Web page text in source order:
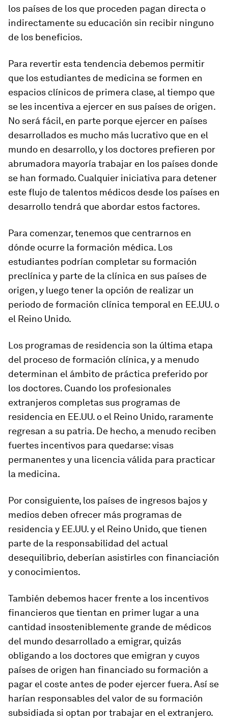
los países de los que proceden pagan directa o
indirectamente su educación sin recibir ninguno
de los beneficios.
Para revertir esta tendencia debemos permitir
que los estudiantes de medicina se formen en
espacios clínicos de primera clase, al tiempo que
se les incentiva a ejercer en sus países de origen.
No será fácil, en parte porque ejercer en países
desarrollados es mucho más lucrativo que en el
mundo en desarrollo, y los doctores prefieren por
abrumadora mayoría trabajar en los países donde
se han formado. Cualquier iniciativa para detener
este flujo de talentos médicos desde los países en
desarrollo tendrá que abordar estos factores.
Para comenzar, tenemos que centrarnos en
dónde ocurre la formación médica. Los
estudiantes podrían completar su formación
preclínica y parte de la clínica en sus países de
origen, y luego tener la opción de realizar un
periodo de formación clínica temporal en EE.UU. o
el Reino Unido.
Los programas de residencia son la última etapa
del proceso de formación clínica, y a menudo
determinan el ámbito de práctica preferido por
los doctores. Cuando los profesionales
extranjeros completas sus programas de
residencia en EE.UU. o el Reino Unido, raramente
regresan a su patria. De hecho, a menudo reciben
fuertes incentivos para quedarse: visas
permanentes y una licencia válida para practicar
la medicina.
Por consiguiente, los países de ingresos bajos y
medios deben ofrecer más programas de
residencia y EE.UU. y el Reino Unido, que tienen
parte de la responsabilidad del actual
desequilibrio, deberían asistirles con financiación
y conocimientos.
También debemos hacer frente a los incentivos
financieros que tientan en primer lugar a una
cantidad insosteniblemente grande de médicos
del mundo desarrollado a emigrar, quizás
obligando a los doctores que emigran y cuyos
países de origen han financiado su formación a
pagar el coste antes de poder ejercer fuera. Así se
harían responsables del valor de su formación
subsidiada si optan por trabajar en el extranjero.